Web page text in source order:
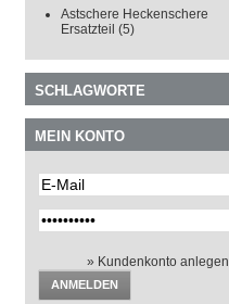
Astschere Heckenschere
Ersatzteil (5)
SCHLAGWORTE
MEIN KONTO
» Kundenkonto anlegen
ANMELDEN